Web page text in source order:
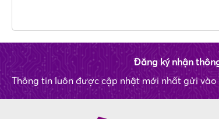
Đăng ký nhận
Thông tin luôn được cập nhật mới nhất gửi vào